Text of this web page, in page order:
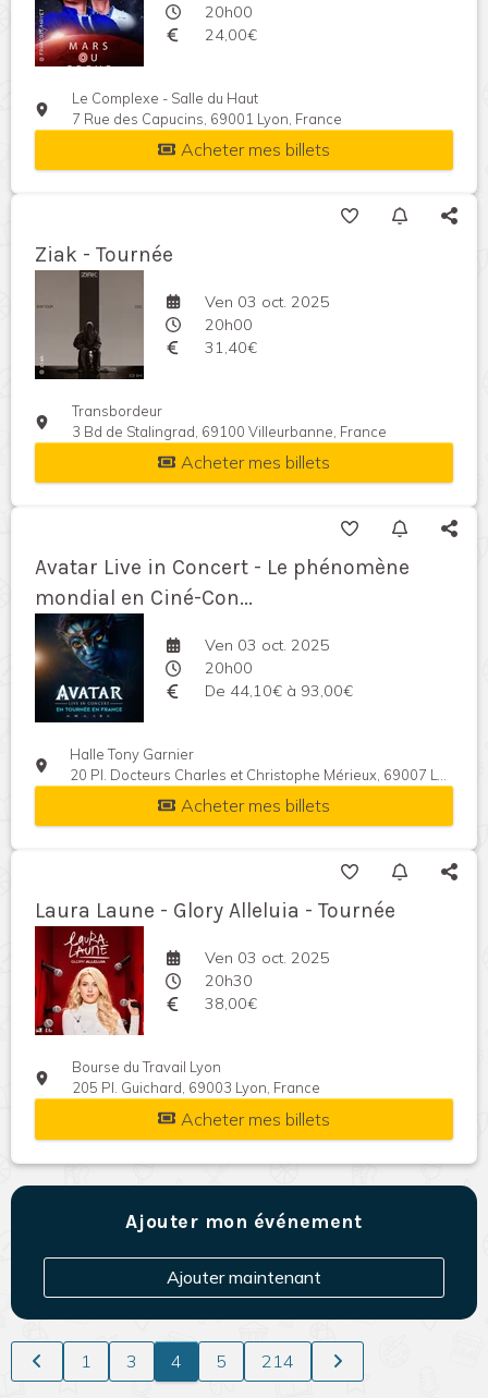
20h00
24,00€
Le Complexe - Salle du Haut
7 Rue des Capucins, 69001 Lyon, France
Acheter mes billets
Ziak - Tournée
Ven 03 oct. 2025
20h00
31,40€
Transbordeur
3 Bd de Stalingrad, 69100 Villeurbanne, France
Acheter mes billets
Avatar Live in Concert - Le phénomène
mondial en Ciné-Con...
Ven 03 oct. 2025
20h00
De 44,10€ à 93,00€
Halle Tony Garnier
20 Pl. Docteurs Charles et Christophe Mérieux, 69007 Lyon, France
Acheter mes billets
Laura Laune - Glory Alleluia - Tournée
Ven 03 oct. 2025
20h30
38,00€
Bourse du Travail Lyon
205 Pl. Guichard, 69003 Lyon, France
Acheter mes billets
Ajouter mon événement
Ajouter maintenant
1 3 4 5 214